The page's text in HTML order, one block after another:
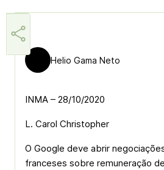
Helio Gama Neto
INMA – 28/10/2020
L. Carol Christopher
O Google deve abrir
franceses sobre remuneração